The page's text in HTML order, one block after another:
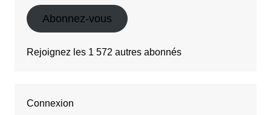
Abonnez-vous
Rejoignez les 1 572 autres abonnés
Connexion